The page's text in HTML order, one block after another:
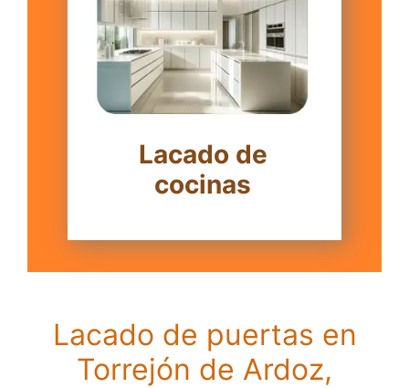
Lacado de
cocinas
Lacado de puertas en
Torrejón de Ardoz,